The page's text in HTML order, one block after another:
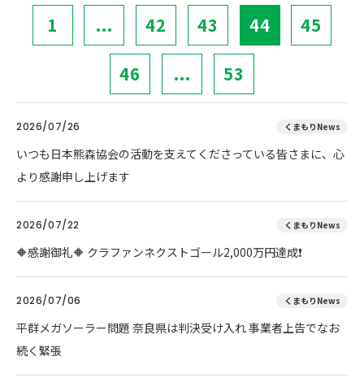
1 ... 42 43 44 45
46 ... 53
2026/07/26 くまもりNews
いつも日本熊森協会の活動を支えてくださっている皆さまに、心
より感謝申し上げます
2026/07/22 くまもりNews
🔶感謝御礼🔶 クラファンネクストゴール2,000万円達成❗
2026/07/06 くまもりNews
平群メガソーラー問題 奈良県は判決受け入れ 事業者上告でなお
続く緊張